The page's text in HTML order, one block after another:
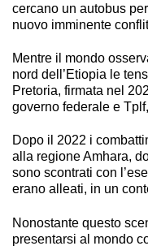
cercano un autobus
nuovo imminente
Mentre il mondo
nord dell’Etiopia le
Pretoria, firmata nel
governo federale e
Dopo il 2022 i
alla regione Amhara,
sono scontrati con
erano alleati, in un
Nonostante questo
presentarsi al mondo